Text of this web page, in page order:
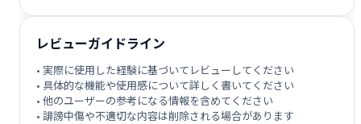
レビューガイドライン
• 実際に使用した経験に基づいてレビューしてください
• 具体的な機能や使用感について詳しく書いてください
• 他のユーザーの参考になる情報を含めてください
• 誹謗中傷や不適切な内容は削除される場合があります